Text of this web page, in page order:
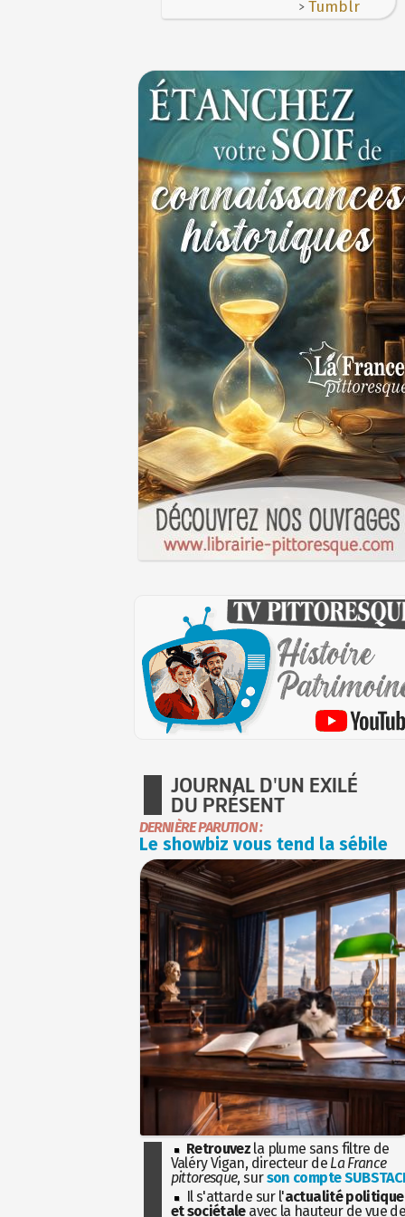
JOURNAL D'UN EXILÉ
DU PRÉSENT
DERNIÈRE PARUTION :
Le showbiz vous tend la sébile
Retrouvez la plume sans filtre de
Valéry Vigan, directeur de La France
pittoresque, surson compte
Il s'attarde sur l'actualité politique
et sociétaleavec la hauteur de vue
>Tumblr